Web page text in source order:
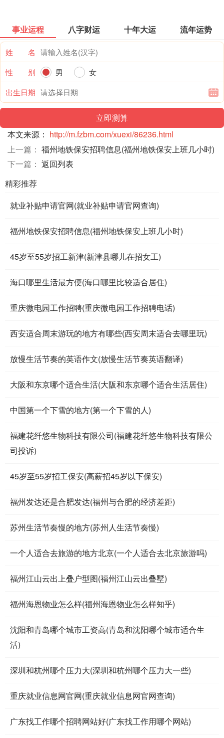
事业运程 八字财运 十年大运 流年运势
姓 名
性 别
男
女
出生日期
本文来源： http://m.fzbm.com/xuexi/86236.html
上一篇： 福州地铁保安招聘信息(福州地铁保安上班几小时)
下一篇： 返回列表
精彩推荐
就业补贴申请官网(就业补贴申请官网查询)
福州地铁保安招聘信息(福州地铁保安上班几小时)
45岁至55岁招工新津(新津县哪儿在招女工)
海口哪里生活最方便(海口哪里比较适合居住)
重庆微电园工作招聘(重庆微电园工作招聘电话)
西安适合周末游玩的地方有哪些(西安周末适合去哪里玩)
放慢生活节奏的英语作文(放慢生活节奏英语翻译)
大阪和东京哪个适合生活(大阪和东京哪个适合生活居住)
中国第一个下雪的地方(第一个下雪的人)
福建花纤悠生物科技有限公司(福建花纤悠生物科技有限公
司投诉)
45岁至55岁招工保安(高薪招45岁以下保安)
福州发达还是合肥发达(福州与合肥的经济差距)
苏州生活节奏慢的地方(苏州人生活节奏慢)
一个人适合去旅游的地方北京(一个人适合去北京旅游吗)
福州江山云出上叠户型图(福州江山云出叠墅)
福州海恩物业怎么样(福州海恩物业怎么样知乎)
沈阳和青岛哪个城市工资高(青岛和沈阳哪个城市适合生
活)
深圳和杭州哪个压力大(深圳和杭州哪个压力大一些)
重庆就业信息网官网(重庆就业信息网官网查询)
广东找工作哪个招聘网站好(广东找工作用哪个网站)